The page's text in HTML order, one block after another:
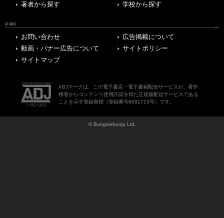
著者から探す
学校から探す
OTHERS
お問い合わせ
広告掲載について
動画・バナー広告について
サイトポリシー
サイトマップ
ABJマークは、この電子書店・電子書籍配信サービスが、著作
権者からコンテンツ使用許諾を得た正規版配信サービスである
ことを示す登録商標（登録番号6091713号）です。
© Bungeishunju Ltd.